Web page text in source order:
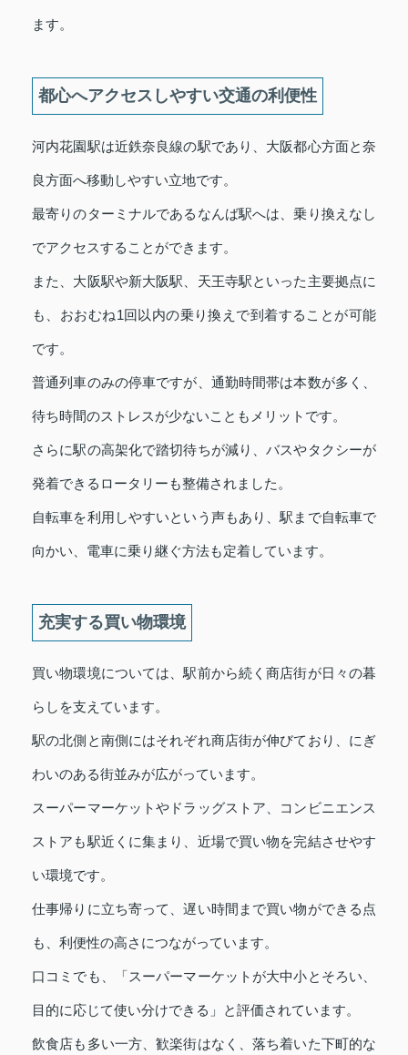
ます。
都心へアクセスしやすい交通の利便性
河内花園駅は近鉄奈良線の駅であり、大阪都心方面と奈
良方面へ移動しやすい立地です。
最寄りのターミナルであるなんば駅へは、乗り換えなし
でアクセスすることができます。
また、大阪駅や新大阪駅、天王寺駅といった主要拠点に
も、おおむね1回以内の乗り換えで到着することが可能
です。
普通列車のみの停車ですが、通勤時間帯は本数が多く、
待ち時間のストレスが少ないこともメリットです。
さらに駅の高架化で踏切待ちが減り、バスやタクシーが
発着できるロータリーも整備されました。
自転車を利用しやすいという声もあり、駅まで自転車で
向かい、電車に乗り継ぐ方法も定着しています。
充実する買い物環境
買い物環境については、駅前から続く商店街が日々の暮
らしを支えています。
駅の北側と南側にはそれぞれ商店街が伸びており、にぎ
わいのある街並みが広がっています。
スーパーマーケットやドラッグストア、コンビニエンス
ストアも駅近くに集まり、近場で買い物を完結させやす
い環境です。
仕事帰りに立ち寄って、遅い時間まで買い物ができる点
も、利便性の高さにつながっています。
口コミでも、「スーパーマーケットが大中小とそろい、
目的に応じて使い分けできる」と評価されています。
飲食店も多い一方、歓楽街はなく、落ち着いた下町的な